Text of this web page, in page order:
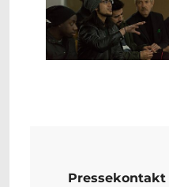
Pressekontakt